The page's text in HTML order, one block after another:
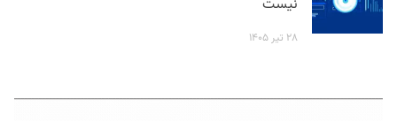
نیست
۲۸ تیر ۱۴۰۵